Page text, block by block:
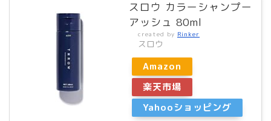
スロウ カラーシャンプー
アッシュ 80ml
created by Rinker
スロウ
Amazon
楽天市場
Yahooショッピング